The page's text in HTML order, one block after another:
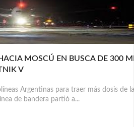
MOSCÚ EN BUSCA DE 300
V
Argentinas para traer más dosis de la
de bandera partió a...